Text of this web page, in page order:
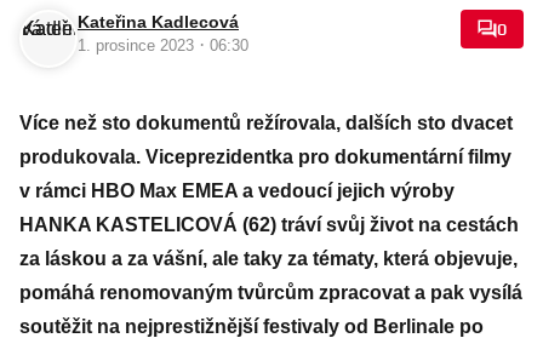
Kateřina Kadlecová
1. prosince 2023 · 06:30
0
Více než sto dokumentů režírovala, dalších sto dvacet
produkovala. Viceprezidentka pro dokumentární filmy
v rámci HBO Max EMEA a vedoucí jejich výroby
HANKA KASTELICOVÁ (62) tráví svůj život na cestách
za láskou a za vášní, ale taky za tématy, která objevuje,
pomáhá renomovaným tvůrcům zpracovat a pak vysílá
soutěžit na nejprestižnější festivaly od Berlinale po